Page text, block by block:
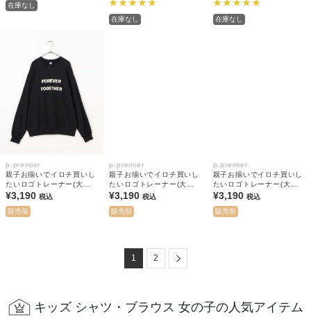
在庫なし
在庫なし 在庫なし
p.premier
親子お揃いでイロチ買いし
たいロゴトレーナー(大
人） 全8色 リンク
¥3,190 税込
販売前
p.premier
親子お揃いでイロチ買いし
たいロゴトレーナー(大
人） 全8色 リンク
¥3,190税込
販売前
p.premier
親子お揃いでイロチ買いし
たいロゴトレーナー(大
人） 全8色 リンク
¥3,190 税込
販売前
1 2 Next
キッズ シャツ・ブラウス 女の子の人気アイテム